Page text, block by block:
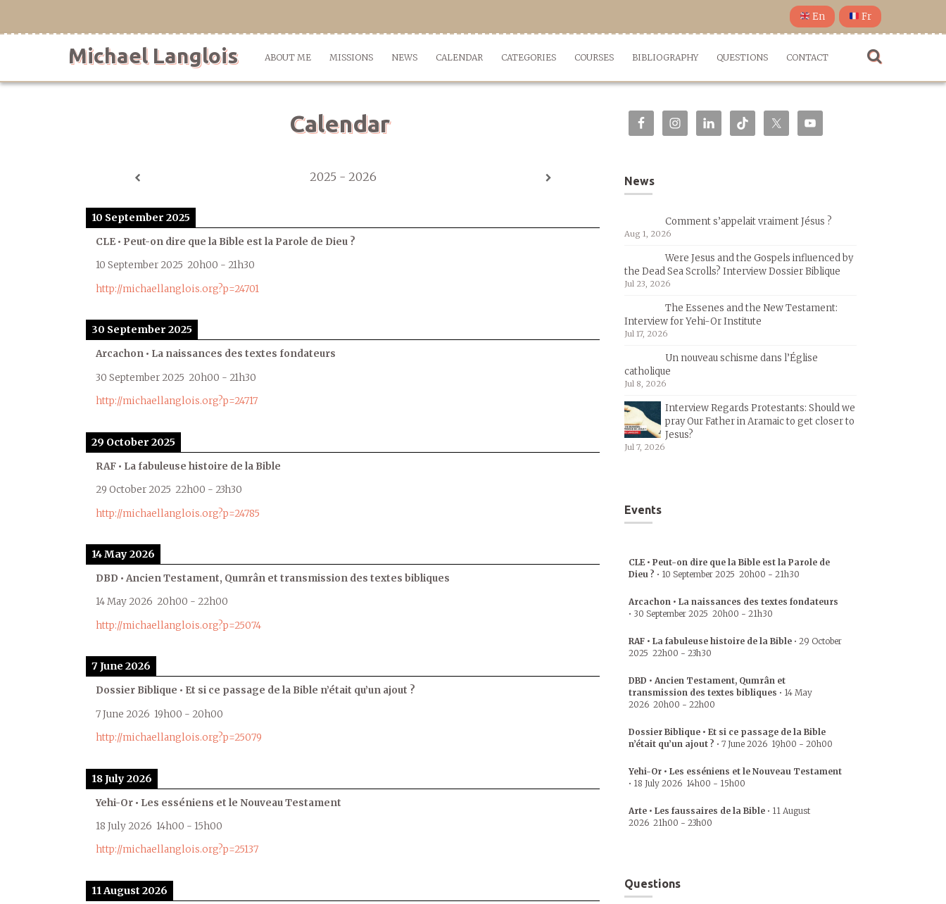
En Fr
Michael Langlois ABOUT ME MISSIONS NEWS CALENDAR CATEGORIES COURSES BIBLIOGRAPHY QUESTIONS CONTACT
Calendar
2025 - 2026
10 September 2025
CLE • Peut-on dire que la Bible est la Parole de Dieu ?
10 September 2025 20h00 - 21h30
http://michaellanglois.org?p=24701
30 September 2025
Arcachon • La naissances des textes fondateurs
30 September 2025 20h00 - 21h30
http://michaellanglois.org?p=24717
29 October 2025
RAF • La fabuleuse histoire de la Bible
29 October 2025 22h00 - 23h30
http://michaellanglois.org?p=24785
14 May 2026
DBD • Ancien Testament, Qumrân et transmission des textes bibliques
14 May 2026 20h00 - 22h00
http://michaellanglois.org?p=25074
7 June 2026
Dossier Biblique • Et si ce passage de la Bible n’était qu’un ajout ?
7 June 2026 19h00 - 20h00
http://michaellanglois.org?p=25079
18 July 2026
Yehi-Or • Les esséniens et le Nouveau Testament
18 July 2026 14h00 - 15h00
http://michaellanglois.org?p=25137
11 August 2026
News
Comment s’appelait vraiment Jésus ?
Aug 1, 2026
Were Jesus and the Gospels influenced by
the Dead Sea Scrolls? Interview Dossier Biblique
Jul 23, 2026
The Essenes and the New Testament:
Interview for Yehi-Or Institute
Jul 17, 2026
Un nouveau schisme dans l’Église
catholique
Jul 8, 2026
Interview Regards Protestants: Should we
pray Our Father in Aramaic to get closer to
Jesus?
Jul 7, 2026
Events
CLE • Peut-on dire que la Bible est la Parole de
Dieu ? • 10 September 2025 20h00 - 21h30
Arcachon • La naissances des textes fondateurs
• 30 September 2025 20h00 - 21h30
RAF • La fabuleuse histoire de la Bible • 29 October
2025 22h00 - 23h30
DBD • Ancien Testament, Qumrân et
transmission des textes bibliques • 14 May
2026 20h00 - 22h00
Dossier Biblique • Et si ce passage de la Bible
n’était qu’un ajout ? • 7 June 2026 19h00 - 20h00
Yehi-Or • Les esséniens et le Nouveau Testament
• 18 July 2026 14h00 - 15h00
Arte • Les faussaires de la Bible • 11 August
2026 21h00 - 23h00
Questions